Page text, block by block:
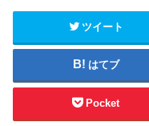
ツイート
はてブ
Pocket